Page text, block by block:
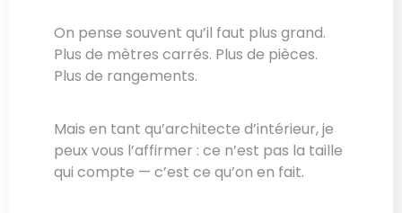
On pense souvent qu’il faut plus grand.
Plus de mètres carrés. Plus de pièces.
Plus de rangements.
Mais en tant qu’architecte d’intérieur, je
peux vous l’affirmer : ce n’est pas la taille
qui compte — c’est ce qu’on en fait.